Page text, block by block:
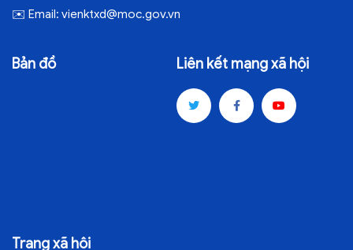
✉️ Email: vienktxd@moc.gov.vn
Bản đồ Liên kết mạng xã hội
Trang xã hội